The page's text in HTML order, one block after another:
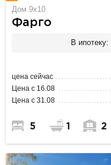
Дом 9х10
Фарго
В ипотеку:
цена сейчас
Цена с 16.08
Цена с 31.08
5 1 2